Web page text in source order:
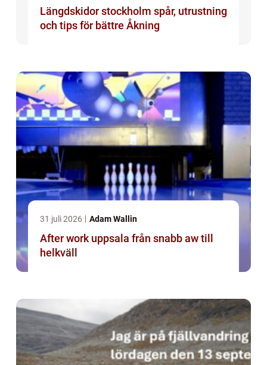
Längdskidor stockholm spår, utrustning
och tips för bättre Åkning
31 juli 2026 Adam Wallin
After work uppsala från snabb aw till
helkväll